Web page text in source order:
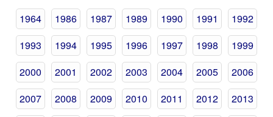
1964 1986 1987 1989 1990 1991
1992
1993
1994 1995 1996 1997 1998
1999
2000
2001 2002 2003 2004 2005
2006
2007
2008 2009 2010 2011 2012
2013